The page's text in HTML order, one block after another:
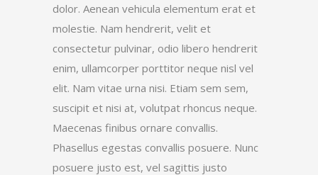
dolor. Aenean vehicula elementum erat et
molestie. Nam hendrerit, velit et
consectetur pulvinar, odio libero hendrerit
enim, ullamcorper porttitor neque nisl vel
elit. Nam vitae urna nisi. Etiam sem sem,
suscipit et nisi at, volutpat rhoncus neque.
Maecenas finibus ornare convallis.
Phasellus egestas convallis posuere. Nunc
posuere justo est, vel sagittis justo